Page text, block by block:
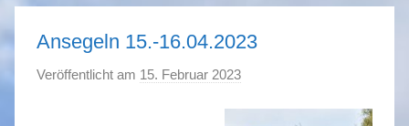
Verband
Ansegeln 15.-16.04.2023
Veröffentlicht am 15. Februar 2023